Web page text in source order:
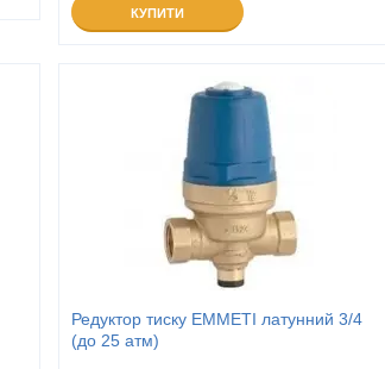
КУПИТИ
Редуктор тиску EMMETI латунний 3/4
(до 25 атм)